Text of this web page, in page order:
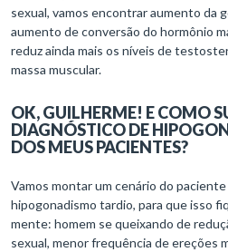
sexual, vamos encontrar aumento da
aumento de conversão do hormônio
reduz ainda mais os níveis de
massa muscular.
OK, GUILHERME! E COMO
DIAGNÓSTICO DE
DOS MEUS PACIENTES?
Vamos montar um cenário do
hipogonadismo tardio, para que isso
mente: homem se queixando de
sexual, menor frequência de ereções